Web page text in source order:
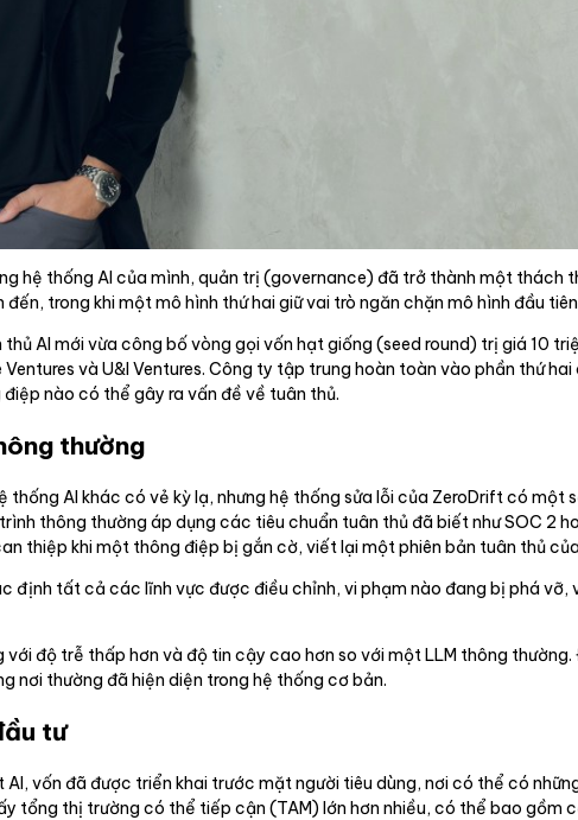
hệ thống AI của mình, quản trị (governance) đã trở thành một thách
trong khi một mô hình thứ hai giữ vai trò ngăn chặn mô hình đầu
AI mới vừa công bố vòng gọi vốn hạt giống (seed round) trị giá 10
và U&I Ventures. Công ty tập trung hoàn toàn vào phần thứ
nào có thể gây ra vấn đề về tuân thủ.
thường
AI khác có vẻ kỳ lạ, nhưng hệ thống sửa lỗi của ZeroDrift có một
thông thường áp dụng các tiêu chuẩn tuân thủ đã biết như SOC 2
thiệp khi một thông điệp bị gắn cờ, viết lại một phiên bản tuân thủ
định tất cả các lĩnh vực được điều chỉnh, vi phạm nào đang bị phá vỡ,
độ trễ thấp hơn và độ tin cậy cao hơn so với một LLM thông
nơi thường đã hiện diện trong hệ thống cơ bản.
tư
vốn đã được triển khai trước mặt người tiêu dùng, nơi có thể có
tổng thị trường có thể tiếp cận (TAM) lớn hơn nhiều, có thể bao gồm